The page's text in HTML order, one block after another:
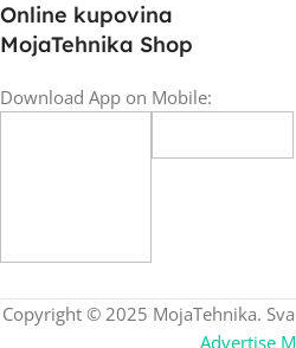
Online kupovina
MojaTehnika Shop
Download App on Mobile:
Copyright © 2025 MojaTehnika.
Advertise